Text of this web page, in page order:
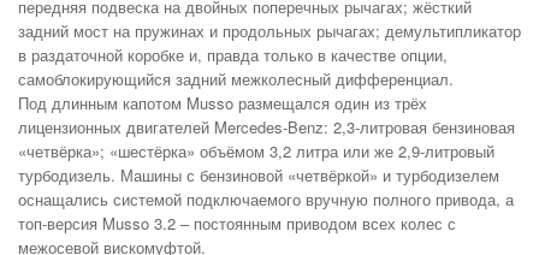
передняя подвеска на двойных поперечных рычагах; жёсткий
задний мост на пружинах и продольных рычагах; демультипликатор
в раздаточной коробке и, правда только в качестве опции,
самоблокирующийся задний межколесный дифференциал.
Под длинным капотом Musso размещался один из трёх
лицензионных двигателей Mercedes-Benz: 2,3-литровая бензиновая
«четвёрка»; «шестёрка» объёмом 3,2 литра или же 2,9-литровый
турбодизель. Машины с бензиновой «четвёркой» и турбодизелем
оснащались системой подключаемого вручную полного привода, а
топ-версия Musso 3.2 – постоянным приводом всех колес с
межосевой вискомуфтой.